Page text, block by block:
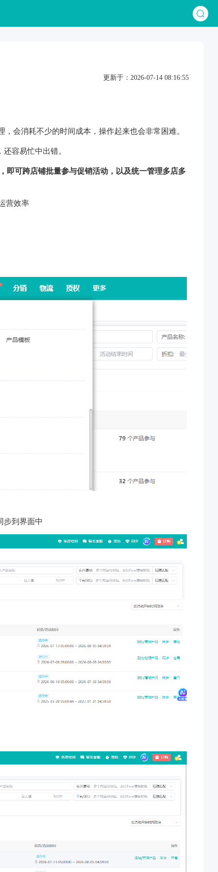
更新于：2026-07-14 08:16:55
会消耗不少的时间成本，操作起来也会非常困难。
容易忙中出错。
即可跨店铺批量参与促销活动，以及统一管理多店多
营效率
步到界面中